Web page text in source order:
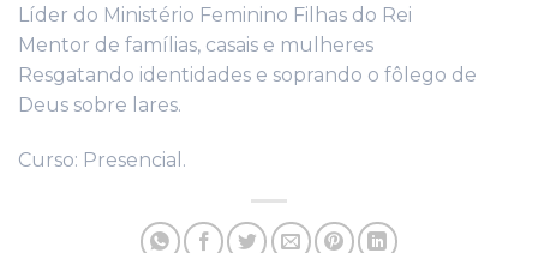
Líder do Ministério Feminino Filhas do Rei
Mentor de famílias, casais e mulheres
Resgatando identidades e soprando o fôlego de
Deus sobre lares.
Curso: Presencial.